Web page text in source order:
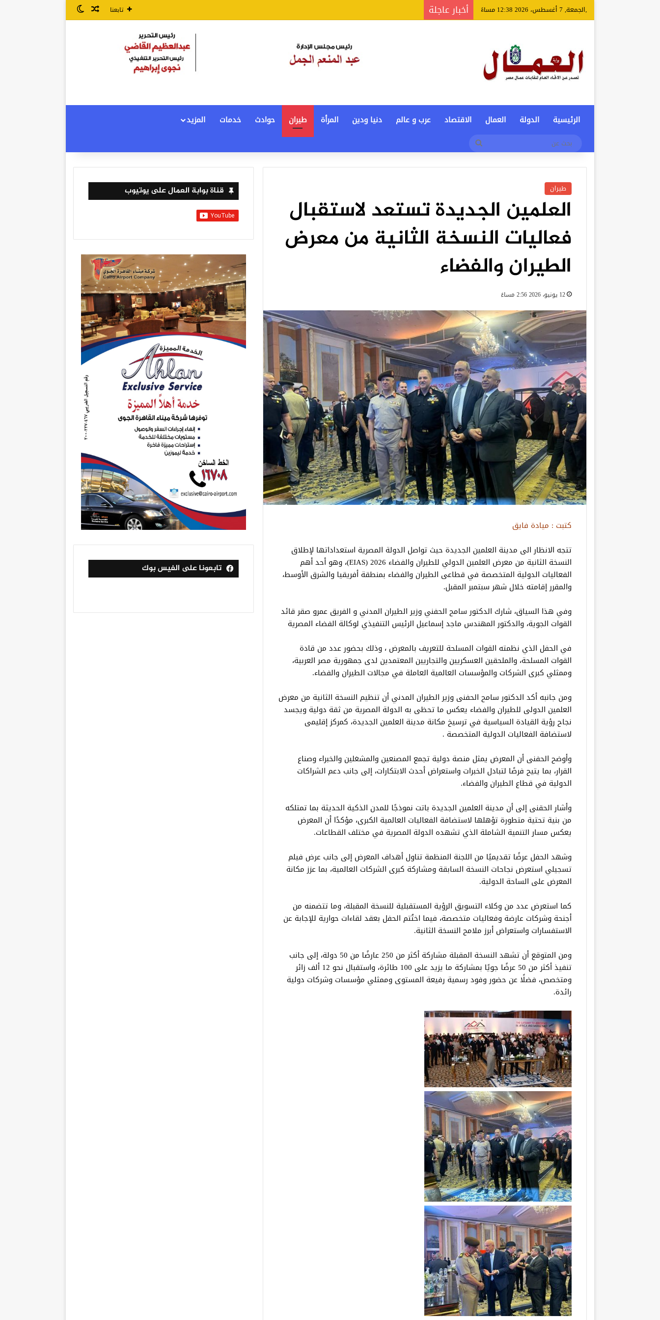
,الجمعة, 7 أغسطس، 2026 12:38 مساءً أخبار عاجلة تابعنا مقال عشوائي
الوضع المظلم
الرئيسية الدولة العمال الاقتصاد عرب و عالم دنيا ودين المرأة طيران حوادث خدمات
المزيد
طيران
العلمين الجديدة تستعد لاستقبال
فعاليات النسخة الثانية من معرض
الطيران والفضاء
12 يونيو، 2026 2:56 مساءً
كتبت : ميادة فايق
تتجه الانظار الى مدينة العلمين الجديدة حيث تواصل الدولة المصرية استعداداتها لإطلاق
النسخة الثانية من معرض العلمين الدولي للطيران والفضاء 2026 (EIAS)، وهو أحد أهم
الفعاليات الدولية المتخصصة في قطاعى الطيران والفضاء بمنطقة أفريقيا والشرق الأوسط،
والمقرر إقامته خلال شهر سبتمبر المقبل.
وفي هذا السياق، شارك الدكتور سامح الحفني وزير الطيران المدني و الفريق عمرو صقر قائد
القوات الجوية، والدكتور المهندس ماجد إسماعيل الرئيس التنفيذي لوكالة الفضاء المصرية
في الحفل الذي نظمته القوات المسلحة للتعريف بالمعرض ، وذلك بحضور عدد من قادة
القوات المسلحة، والملحقين العسكريين والتجاريين المعتمدين لدى جمهورية مصر العربية،
وممثلي كبرى الشركات والمؤسسات العالمية العاملة في مجالات الطيران والفضاء.
ومن جانبه أكد الدكتور سامح الحفنى وزير الطيران المدني أن تنظيم النسخة الثانية من معرض
العلمين الدولى للطيران والفضاء يعكس ما تحظى به الدولة المصرية من ثقة دولية ويجسد
نجاح رؤية القيادة السياسية في ترسيخ مكانة مدينة العلمين الجديدة، كمركز إقليمى
لاستضافة الفعاليات الدولية المتخصصة .
وأوضح الحفنى أن المعرض يمثل منصة دولية تجمع المصنعين والمشغلين والخبراء وصناع
القرار، بما يتيح فرصًا لتبادل الخبرات واستعراض أحدث الابتكارات، إلى جانب دعم الشراكات
الدولية في قطاع الطيران والفضاء.
وأشار الحقنى إلى أن مدينة العلمين الجديدة باتت نموذجًا للمدن الذكية الحديثة بما تمتلكه
من بنية تحتية متطورة تؤهلها لاستضافة الفعاليات العالمية الكبرى، مؤكدًا أن المعرض
يعكس مسار التنمية الشاملة الذي تشهده الدولة المصرية في مختلف القطاعات.
وشهد الحفل عرضًا تقديميًا من اللجنة المنظمة تناول أهداف المعرض إلى جانب عرض فيلم
تسجيلي استعرض نجاحات النسخة السابقة ومشاركة كبرى الشركات العالمية، بما عزز مكانة
المعرض على الساحة الدولية.
كما استعرض عدد من وكلاء التسويق الرؤية المستقبلية للنسخة المقبلة، وما تتضمنه من
أجنحة وشركات عارضة وفعاليات متخصصة، فيما اختُتم الحفل بعقد لقاءات حوارية للإجابة عن
الاستفسارات واستعراض أبرز ملامح النسخة الثانية.
ومن المتوقع أن تشهد النسخة المقبلة مشاركة أكثر من 250 عارضًا من 50 دولة، إلى جانب
تنفيذ أكثر من 50 عرضًا جويًا بمشاركة ما يزيد على 100 طائرة، واستقبال نحو 12 ألف زائر
ومتخصص، فضلًا عن حضور وفود رسمية رفيعة المستوى وممثلي مؤسسات وشركات دولية
رائدة.
قناة بوابة العمال على يوتيوب
تابعونا على الفيس بوك